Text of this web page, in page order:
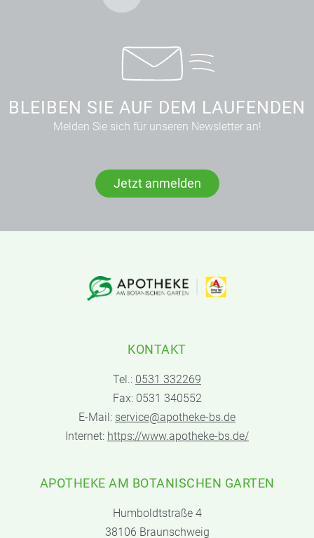
BLEIBEN SIE AUF DEM LAUFENDEN
Melden Sie sich für unseren Newsletter an!
Jetzt anmelden
KONTAKT
Tel.: 0531 332269
Fax: 0531 340552
E-Mail: service@apotheke-bs.de
Internet: https://www.apotheke-bs.de/
APOTHEKE AM BOTANISCHEN GARTEN
Humboldtstraße 4
38106 Braunschweig